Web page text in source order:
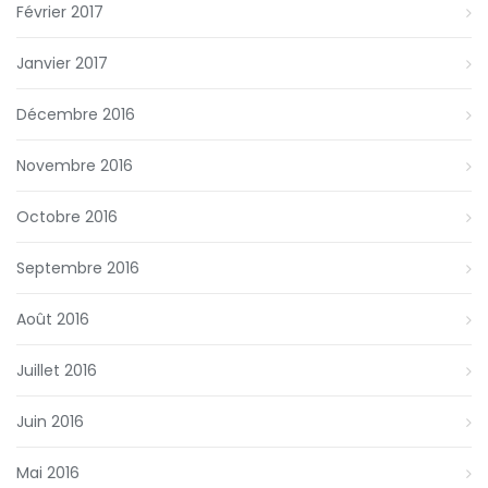
Février 2017
Janvier 2017
Décembre 2016
Novembre 2016
Octobre 2016
Septembre 2016
Août 2016
Juillet 2016
Juin 2016
Mai 2016